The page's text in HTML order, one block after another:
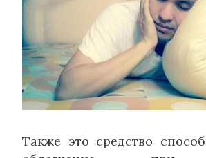
Также это средство